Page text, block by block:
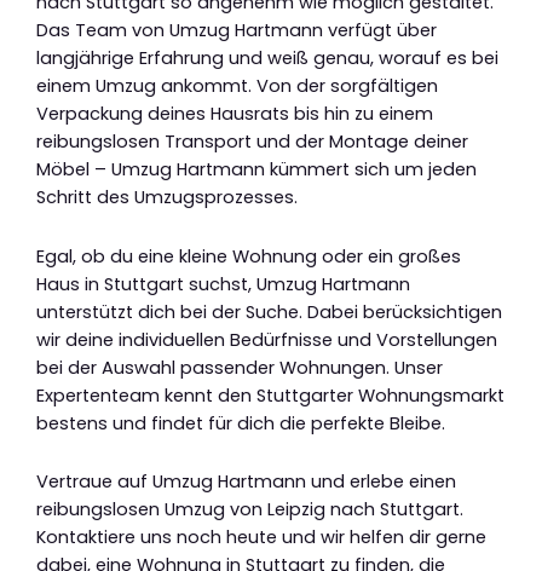
Das Team von Umzug Hartmann verfügt über
langjährige Erfahrung und weiß genau, worauf es bei
einem Umzug ankommt. Von der sorgfältigen
Verpackung deines Hausrats bis hin zu einem
reibungslosen Transport und der Montage deiner
Möbel – Umzug Hartmann kümmert sich um jeden
Schritt des Umzugsprozesses.
Egal, ob du eine kleine Wohnung oder ein großes
Haus in Stuttgart suchst, Umzug Hartmann
unterstützt dich bei der Suche. Dabei berücksichtigen
wir deine individuellen Bedürfnisse und Vorstellungen
bei der Auswahl passender Wohnungen. Unser
Expertenteam kennt den Stuttgarter Wohnungsmarkt
bestens und findet für dich die perfekte Bleibe.
Vertraue auf Umzug Hartmann und erlebe einen
reibungslosen Umzug von Leipzig nach Stuttgart.
Kontaktiere uns noch heute und wir helfen dir gerne
dabei, eine Wohnung in Stuttgart zu finden, die